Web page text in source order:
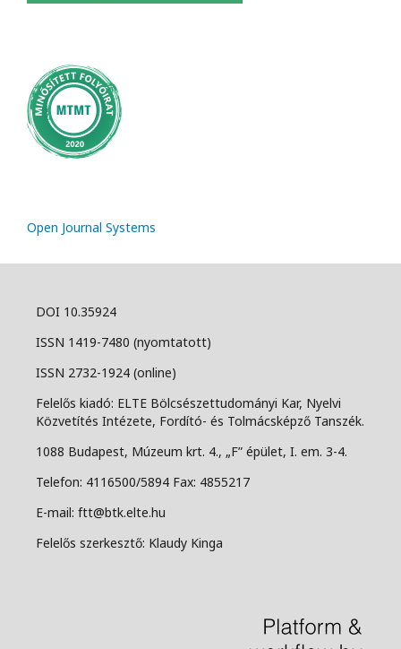
Open Journal Systems
DOI 10.35924
ISSN 1419-7480 (nyomtatott)
ISSN 2732-1924 (online)
Felelős kiadó: ELTE Bölcsészettudományi Kar, Nyelvi
Közvetítés Intézete, Fordító- és Tolmácsképző Tanszék.
1088 Budapest, Múzeum krt. 4., „F” épület, I. em. 3-4.
Telefon: 4116500/5894 Fax: 4855217
E-mail: ftt@btk.elte.hu
Felelős szerkesztő: Klaudy Kinga